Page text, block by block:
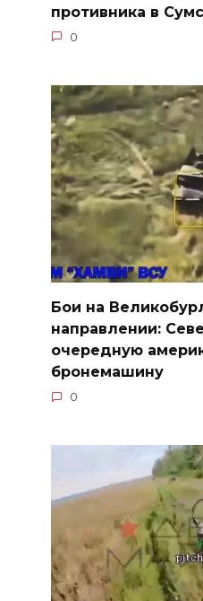
противника в
0
Бои на
направлении:
очередную
бронемашину
0